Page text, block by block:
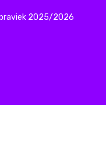
2025/2026